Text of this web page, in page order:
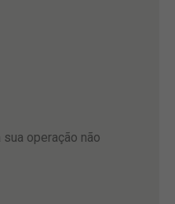
operação não